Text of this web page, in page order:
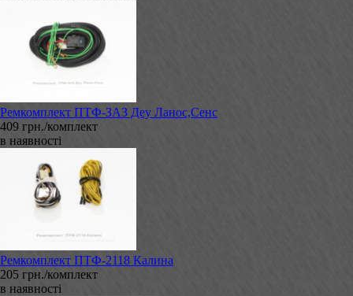
Ремкомплект ПТФ-ЗАЗ Деу Ланос,Сенс
409 грн./комплект
в наявності
Ремкомплект ПТФ-2118 Калина
205 грн./комплект
в наявності